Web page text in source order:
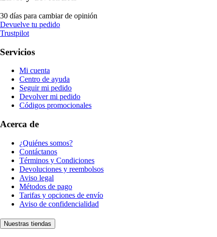
30 días para cambiar de opinión
Devuelve tu pedido
Trustpilot
Servicios
Mi cuenta
Centro de ayuda
Seguir mi pedido
Devolver mi pedido
Códigos promocionales
Acerca de
¿Quiénes somos?
Contáctanos
Términos y Condiciones
Devoluciones y reembolsos
Aviso legal
Métodos de pago
Tarifas y opciones de envío
Aviso de confidencialidad
Nuestras tiendas